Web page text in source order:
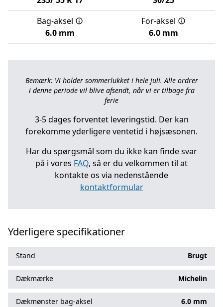
Bag-aksel
6.0 mm
For-aksel
6.0 mm
Bemærk: Vi holder sommerlukket i hele juli. Alle ordrer
i denne periode vil blive afsendt, når vi er tilbage fra
ferie
3-5 dages forventet leveringstid. Der kan
forekomme yderligere ventetid i højsæsonen.
Har du spørgsmål som du ikke kan finde svar
på i vores FAQ, så er du velkommen til at
kontakte os via nedenstående
kontaktformular
Yderligere specifikationer
Stand Brugt
Dækmærke Michelin
Dækmønster bag-aksel 6.0 mm